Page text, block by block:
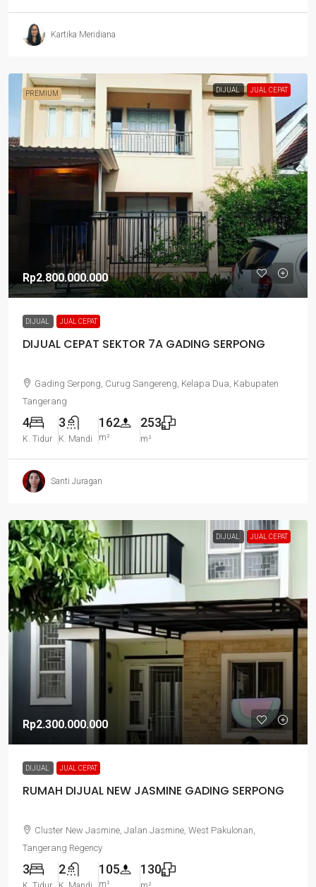
Kartika Meridiana
PREMIUM DIJUAL JUAL CEPAT
Rp2.800.000.000
DIJUAL JUAL CEPAT
DIJUAL CEPAT SEKTOR 7A GADING SERPONG
Gading Serpong, Curug Sangereng, Kelapa Dua, Kabupaten
Tangerang
4
K. Tidur
3
K. Mandi
162
m²
253
m²
Santi Juragan
DIJUAL JUAL CEPAT
Rp2.300.000.000
DIJUAL JUAL CEPAT
RUMAH DIJUAL NEW JASMINE GADING SERPONG
Cluster New Jasmine, Jalan Jasmine, West Pakulonan,
Tangerang Regency
3 2 105
m²
130